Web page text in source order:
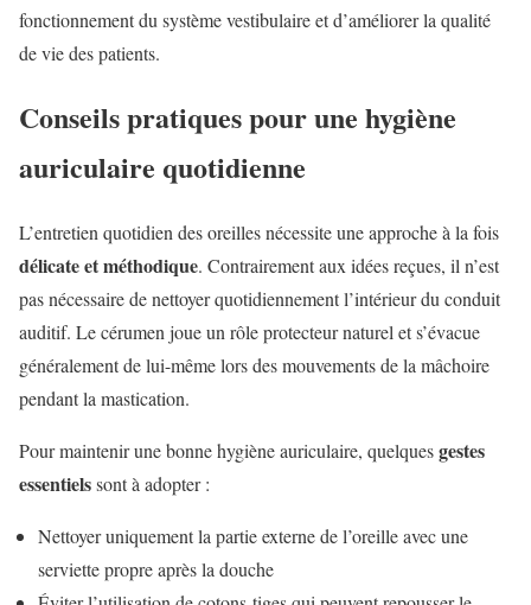
fonctionnement du système vestibulaire et d’améliorer la qualité
de vie des patients.
Conseils pratiques pour une hygiène
auriculaire quotidienne
L’entretien quotidien des oreilles nécessite une approche à la fois
délicate et méthodique. Contrairement aux idées reçues, il n’est
pas nécessaire de nettoyer quotidiennement l’intérieur du conduit
auditif. Le cérumen joue un rôle protecteur naturel et s’évacue
généralement de lui-même lors des mouvements de la mâchoire
pendant la mastication.
Pour maintenir une bonne hygiène auriculaire, quelquesgestes
essentielssont à adopter :
Nettoyer uniquement la partie externe de l’oreille avec une
serviette propre après la douche